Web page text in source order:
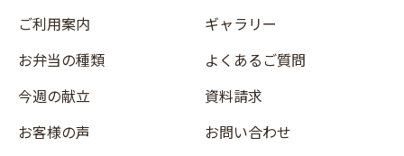
ご利用案内
お弁当の種類
今週の献立
お客様の声
ギャラリー
よくあるご質問
資料請求
お問い合わせ